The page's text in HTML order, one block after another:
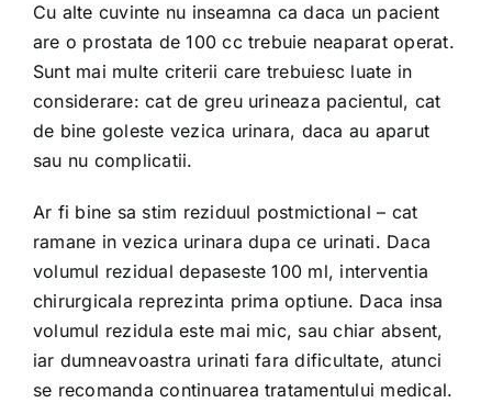
Cu alte cuvinte nu inseamna ca daca un pacient
are o prostata de 100 cc trebuie neaparat operat.
Sunt mai multe criterii care trebuiesc luate in
considerare: cat de greu urineaza pacientul, cat
de bine goleste vezica urinara, daca au aparut
sau nu complicatii.
Ar fi bine sa stim reziduul postmictional – cat
ramane in vezica urinara dupa ce urinati. Daca
volumul rezidual depaseste 100 ml, interventia
chirurgicala reprezinta prima optiune. Daca insa
volumul rezidula este mai mic, sau chiar absent,
iar dumneavoastra urinati fara dificultate, atunci
se recomanda continuarea tratamentului medical.